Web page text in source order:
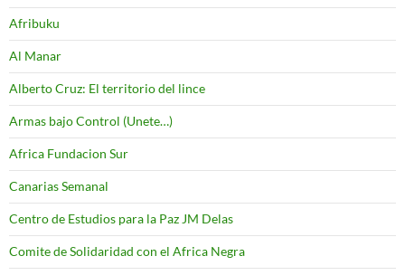
Afribuku
Al Manar
Alberto Cruz: El territorio del lince
Armas bajo Control (Unete…)
Africa Fundacion Sur
Canarias Semanal
Centro de Estudios para la Paz JM Delas
Comite de Solidaridad con el Africa Negra